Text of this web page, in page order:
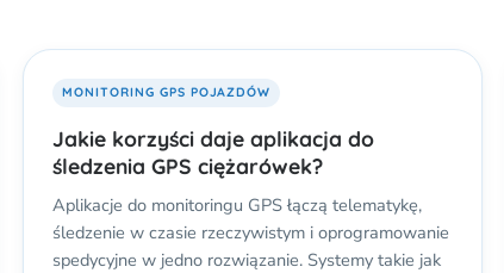
MONITORING GPS POJAZDÓW
Jakie korzyści daje aplikacja do
śledzenia GPS ciężarówek?
Aplikacje do monitoringu GPS łączą telematykę,
śledzenie w czasie rzeczywistym i oprogramowanie
spedycyjne w jedno rozwiązanie. Systemy takie jak